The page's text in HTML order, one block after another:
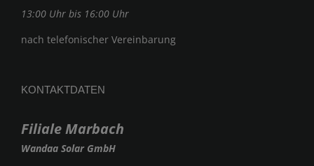
13:00 Uhr bis 16:00 Uhr
nach telefonischer Vereinbarung
KONTAKTDATEN
Filiale Marbach
Wandaa Solar GmbH